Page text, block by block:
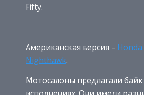
Fifty.
Американская версия – Honda
Nighthawk.
Мотосалоны предлагали байк